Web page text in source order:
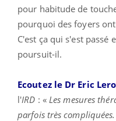
pour habitude de
pourquoi des foyers
C'est ça qui s'est passé
poursuit-il.
Ecoutez le Dr Eric
l'IRD : « Les mesures
parfois très